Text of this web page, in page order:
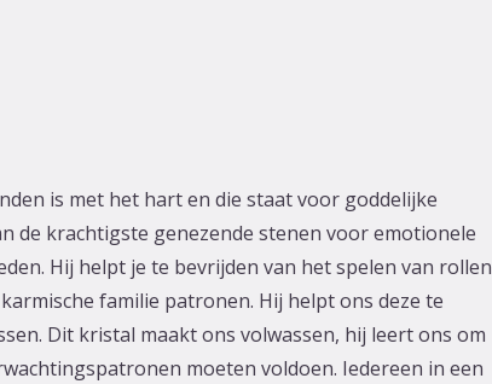
is met het hart en die staat voor goddelijke
de krachtigste genezende stenen voor emotionele
Hij helpt je te bevrijden van het spelen van rollen
familie patronen. Hij helpt ons deze te
Dit kristal maakt ons volwassen, hij leert ons om
moeten voldoen. Iedereen in een